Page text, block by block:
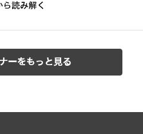
ら読み解く
ーをもっと見る